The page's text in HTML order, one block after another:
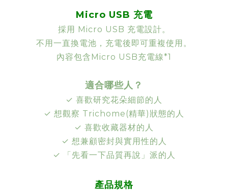
Micro USB 充電
採用 Micro USB 充電設計。
不用一直換電池，充電後即可重複使用。
內容包含Micro USB充電線*1
適合哪些人？
✓ 喜歡研究花朵細節的人
✓ 想觀察 Trichome(精華)狀態的人
✓ 喜歡收藏器材的人
✓ 想兼顧密封與實用性的人
✓ 「先看一下品質再說」派的人
產品規格